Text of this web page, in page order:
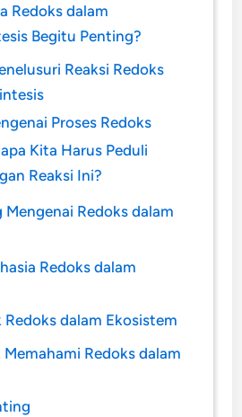
Redoks dalam
Begitu Penting?
Reaksi Redoks
Proses Redoks
Kita Harus Peduli
Reaksi Ini?
Mengenai Redoks dalam
Redoks dalam
Redoks dalam Ekosistem
Redoks dalam